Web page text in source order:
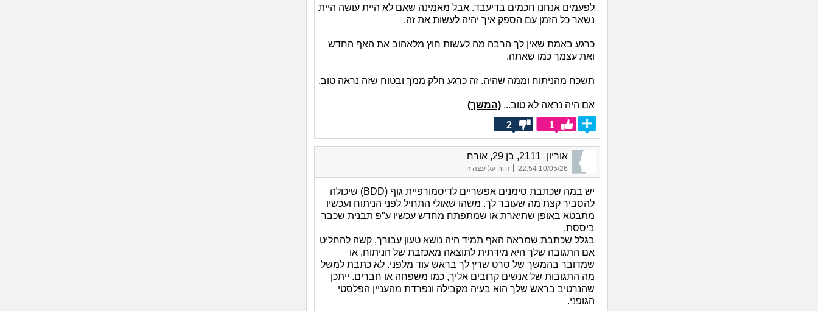
לפעמים אנחנו חכמים בדיעבד. אבל מאמינה שאם לא היית עושה היית
נשאר כל הזמן עם הספק איך יהיה לעשות את זה.
כרגע באמת שאין לך הרבה מה לעשות חוץ מלאהוב את האף החדש
ואת עצמך כמו שאתה.
תשכח מהניתוח וממה שהיה. זה כרגע חלק ממך ובטוח שזה נראה טוב.
אם היה נראה לא טוב... (המשך)
1
2
אוריון_2111, בן 29, אורח
10/05/26 22:54 דווח על עצה זו
יש במה שכתבת סימנים אפשריים לדיסמורפיית גוף (BDD) שיכולה
להסביר קצת מה שעובר לך. משהו שאולי התחיל לפני הניתוח ועכשיו
מתבטא באופן שתיארת או שמתפתח מחדש עכשיו ע"פ תבנית שכבר
ביססת.
בגלל שכתבת שמראה האף תמיד היה נושא טעון עבורך, קשה להחליט
אם התגובה שלך היא מידתית לתוצאה מאכזבת של הניתוח, או
שמדובר בהמשך של סרט שרץ לך בראש עוד מלפני. לא כתבת למשל
מה התגובות של אנשים קרובים אליך, כמו משפחה או חברים. ייתכן
שהנרטיב בראש שלך הוא בעיה מקבילה ונפרדת מהעניין הפלסטי
הגופני.